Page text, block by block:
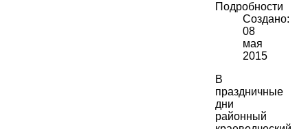
Подробности
Создано:
08
мая
2015
В
праздничные
дни
районный